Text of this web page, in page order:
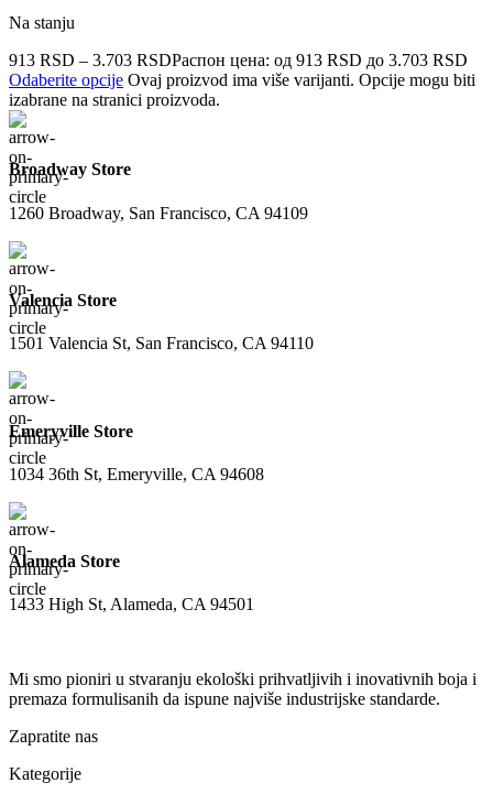
Na stanju
913 RSD – 3.703 RSDРаспон цена: од 913 RSD до 3.703 RSD
Odaberite opcije Ovaj proizvod ima više varijanti. Opcije mogu biti
izabrane na stranici proizvoda.
Broadway Store
1260 Broadway, San Francisco, CA 94109
Valencia Store
1501 Valencia St, San Francisco, CA 94110
Emeryville Store
1034 36th St, Emeryville, CA 94608
Alameda Store
1433 High St, Alameda, CA 94501
Mi smo pioniri u stvaranju ekološki prihvatljivih i inovativnih boja i
premaza formulisanih da ispune najviše industrijske standarde.
Zapratite nas
Kategorije